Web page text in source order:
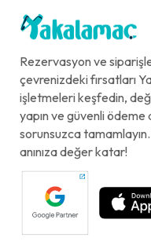
Rezervasyon ve
çevrenizdeki fırsatları
işletmeleri keşfedin,
yapın ve güvenli ödeme
sorunsuzca
anınıza değer katar!